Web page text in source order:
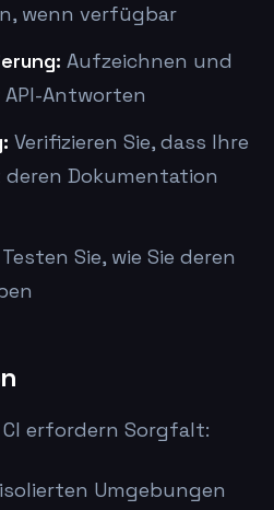
wenn verfügbar
Aufzeichnen und
Antworten
Verifizieren Sie, dass Ihre
Dokumentation
Testen Sie, wie Sie deren
erfordern Sorgfalt:
Umgebungen